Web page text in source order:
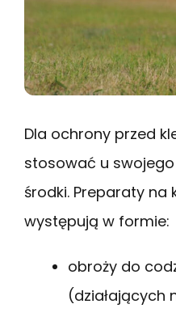
Dla ochrony przed
stosować u
środki. Preparaty na
występują w formie:
obroży do
(działających